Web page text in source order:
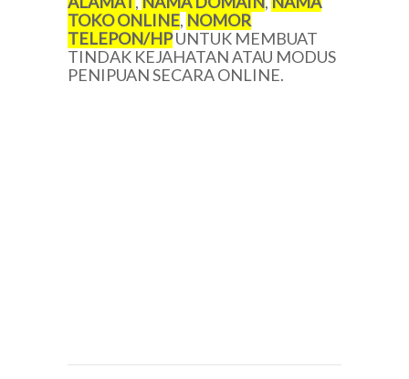
TOKO ONLINE, NOMOR
TELEPON/HPUNTUK MEMBUAT
TINDAK KEJAHATAN ATAU MODUS
PENIPUAN SECARA ONLINE.